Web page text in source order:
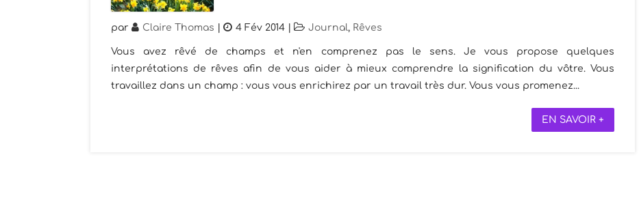
par Claire Thomas 4 Fév 2014 Journal, Rêves
Vous avez rêvé de champs et n'en comprenez pas le sens. Je vous propose quelques
interprétations de rêves afin de vous aider à mieux comprendre la signification du vôtre. Vous
travaillez dans un champ : vous vous enrichirez par un travail très dur. Vous vous promenez...
EN SAVOIR +